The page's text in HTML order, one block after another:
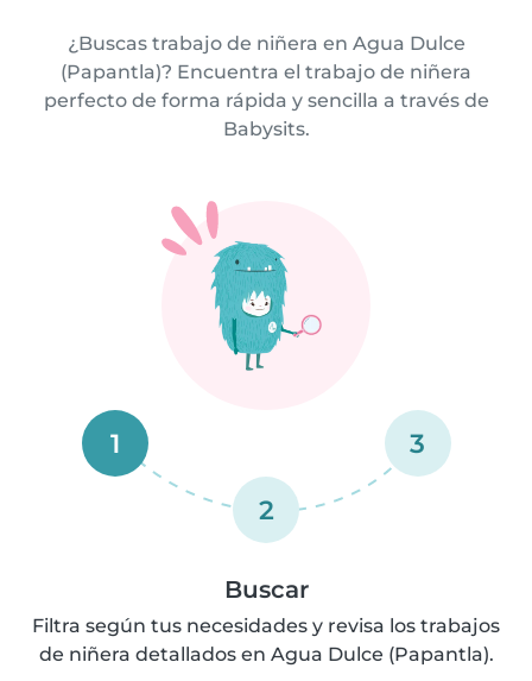
¿Buscas trabajo de niñera en Agua Dulce
(Papantla)? Encuentra el trabajo de niñera
perfecto de forma rápida y sencilla a través de
Babysits.
1
2
3
Buscar
Filtra según tus necesidades y revisa los trabajos
de niñera detallados en Agua Dulce (Papantla).